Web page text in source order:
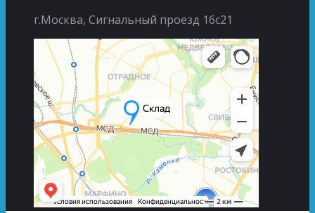
г.Москва, Сигнальный проезд 16с21